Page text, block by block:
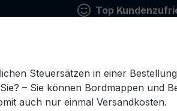
Top
Steuersätzen in einer
– Sie können Bordmappen und
auch nur einmal Versandkosten.